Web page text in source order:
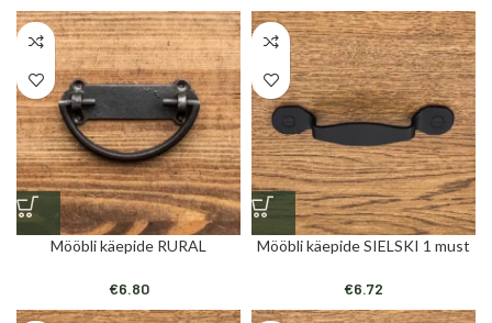
Mööbli käepide RURAL
€6.80
Mööbli käepide SIELSKI 1 must
€6.72